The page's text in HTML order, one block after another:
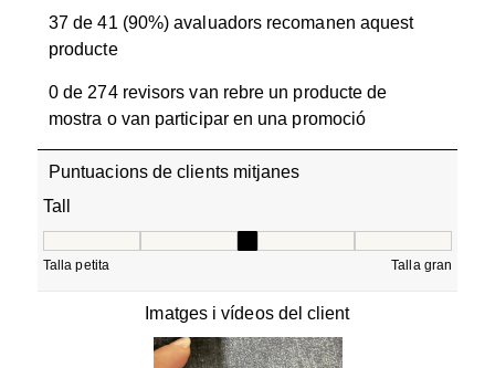
37 de 41 (90%) avaluadors recomanen aquest
producte
0 de 274 revisors van rebre un producte de
mostra o van participar en una promoció
Puntuacions de clients mitjanes
Tall
Talla petita Talla gran
Imatges i vídeos del client